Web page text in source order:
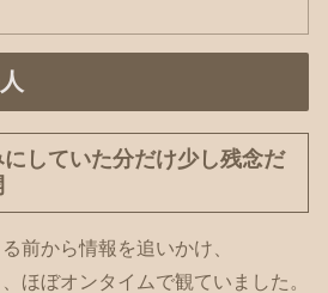
していた分だけ少し残念だ
前から情報を追いかけ、
ほぼオンタイムで観ていました。